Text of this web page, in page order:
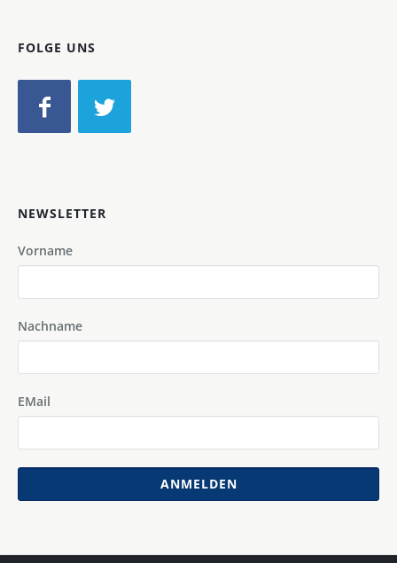
FOLGE UNS
NEWSLETTER
Vorname
Nachname
EMail
ANMELDEN